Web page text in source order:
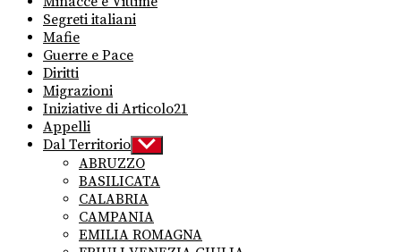
Segreti italiani
Mafie
Guerre e Pace
Diritti
Migrazioni
Iniziative di Articolo21
Appelli
Dal Territorio Show
sub
menu
ABRUZZO
BASILICATA
CALABRIA
CAMPANIA
EMILIA ROMAGNA